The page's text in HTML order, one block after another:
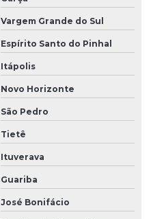
Vargem Grande do Sul
Espírito Santo do Pinhal
Itápolis
Novo Horizonte
São Pedro
Tietê
Ituverava
Guariba
José Bonifácio